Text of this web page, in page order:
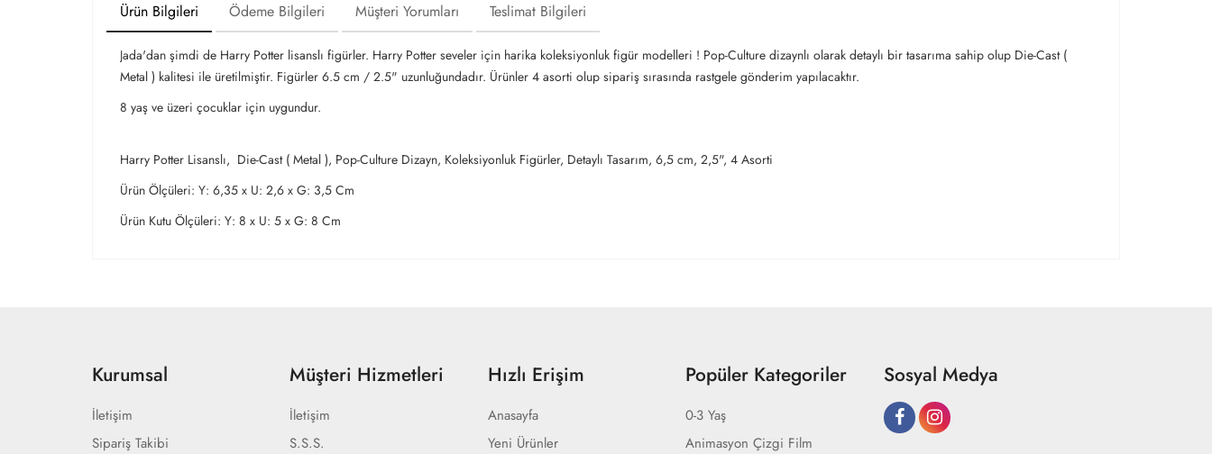
Ürün Bilgileri Ödeme Bilgileri Müşteri Yorumları Teslimat Bilgileri
Jada'dan şimdi de Harry Potter lisanslı figürler. Harry Potter seveler için harika koleksiyonluk figür modelleri ! Pop-Culture dizaynlı olarak detaylı bir tasarıma sahip olup Die-Cast (
Metal ) kalitesi ile üretilmiştir. Figürler 6.5 cm / 2.5" uzunluğundadır. Ürünler 4 asorti olup sipariş sırasında rastgele gönderim yapılacaktır.
8 yaş ve üzeri çocuklar için uygundur.
Harry Potter Lisanslı, Die-Cast ( Metal ), Pop-Culture Dizayn, Koleksiyonluk Figürler, Detaylı Tasarım, 6,5 cm, 2,5", 4 Asorti
Ürün Ölçüleri: Y: 6,35 x U: 2,6 x G: 3,5 Cm
Ürün Kutu Ölçüleri: Y: 8 x U: 5 x G: 8 Cm
Kurumsal
İletişim
Sipariş Takibi
Müşteri Hizmetleri
İletişim
S.S.S.
Hızlı Erişim
Anasayfa
Yeni Ürünler
Popüler Kategoriler
0-3 Yaş
Animasyon Çizgi Film
Sosyal Medya